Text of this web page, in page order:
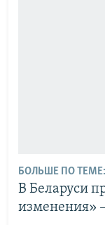
БОЛЬШЕ ПО ТЕМЕ:
В Беларуси
изменения»